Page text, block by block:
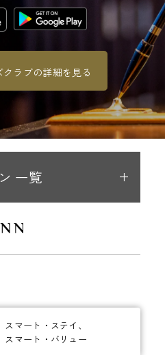
ラブの詳細を見る
一覧
スマート・ステイ、
スマート・バリュー